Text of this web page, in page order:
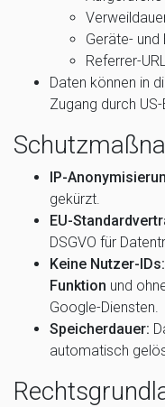
Geräte-
Referrer-
Daten können in
Zugang durch
IP-
gekürzt.
EU-
DSGVO für
Keine Nutzer-IDs:
Funktion und
Google-Diensten.
Speicherdauer:
automatisch